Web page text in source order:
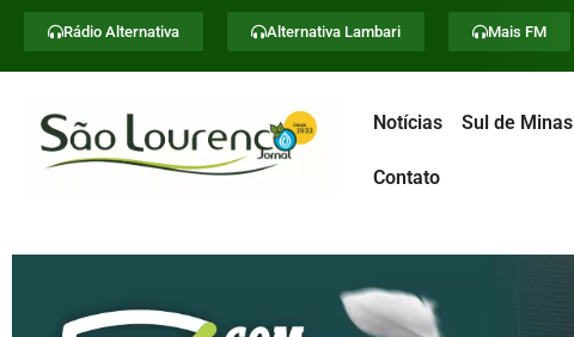
Rádio Alternativa Alternativa Lambari Mais FM
Notícias Sul de Minas
Contato